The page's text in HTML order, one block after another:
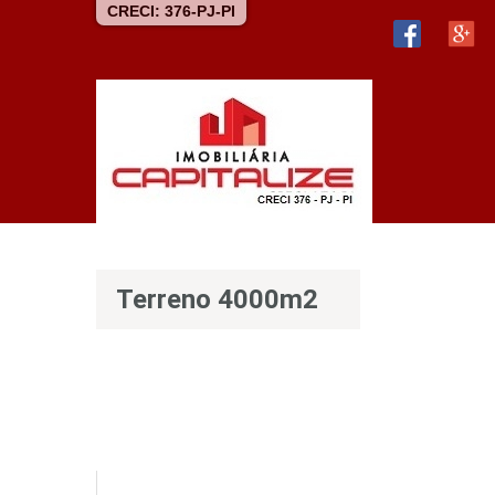
CRECI: 376-PJ-PI
Terreno 4000m2